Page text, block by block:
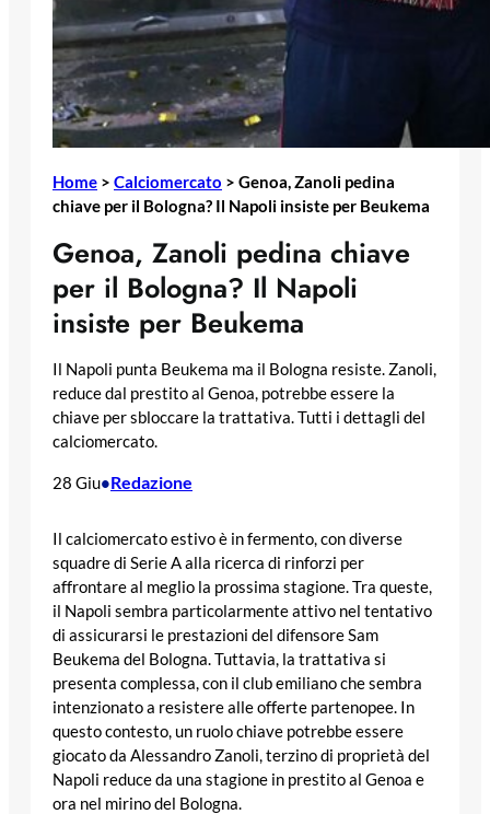
Home > Calciomercato > Genoa, Zanoli pedina
chiave per il Bologna? Il Napoli insiste per Beukema
Genoa, Zanoli pedina chiave
per il Bologna? Il Napoli
insiste per Beukema
Il Napoli punta Beukema ma il Bologna resiste. Zanoli,
reduce dal prestito al Genoa, potrebbe essere la
chiave per sbloccare la trattativa. Tutti i dettagli del
calciomercato.
28 Giu•Redazione
Il calciomercato estivo è in fermento, con diverse
squadre di Serie A alla ricerca di rinforzi per
affrontare al meglio la prossima stagione. Tra queste,
il Napoli sembra particolarmente attivo nel tentativo
di assicurarsi le prestazioni del difensore Sam
Beukema del Bologna. Tuttavia, la trattativa si
presenta complessa, con il club emiliano che sembra
intenzionato a resistere alle offerte partenopee. In
questo contesto, un ruolo chiave potrebbe essere
giocato da Alessandro Zanoli, terzino di proprietà del
Napoli reduce da una stagione in prestito al Genoa e
ora nel mirino del Bologna.